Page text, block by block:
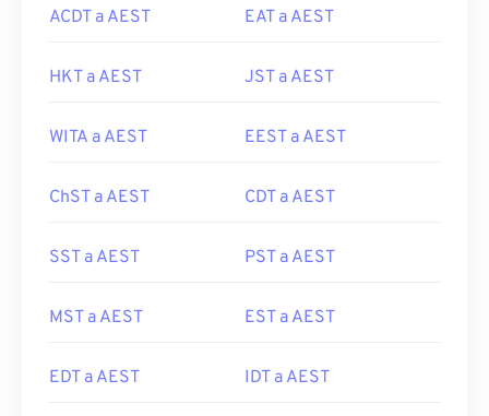
ACDT a AEST EAT a AEST
HKT a AEST JST a AEST
WITA a AEST EEST a AEST
ChST a AEST CDT a AEST
SST a AEST PST a AEST
MST a AEST EST a AEST
EDT a AEST IDT a AEST